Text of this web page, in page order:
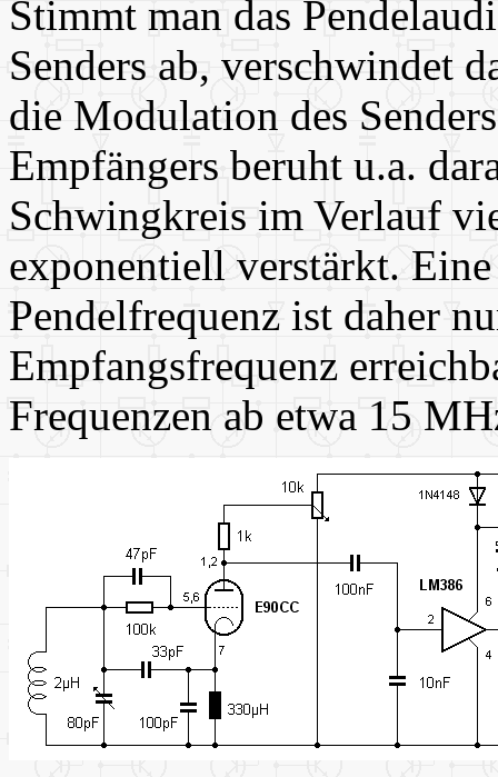
Stimmt man das
Senders ab, verschwindet
die Modulation des
Empfängers beruht u.a.
Schwingkreis im Verlauf
exponentiell verstärkt.
Pendelfrequenz ist daher
Empfangsfrequenz
Frequenzen ab etwa 15